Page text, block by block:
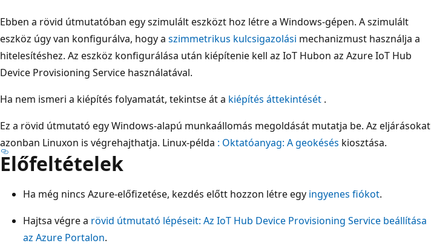
Ebben a rövid útmutatóban egy szimulált eszközt hoz létre a Windows-gépen. A szimulált
eszköz úgy van konfigurálva, hogy a szimmetrikus kulcsigazolási mechanizmust használja a
hitelesítéshez. Az eszköz konfigurálása után kiépítenie kell az IoT Hubon az Azure IoT Hub
Device Provisioning Service használatával.
Ha nem ismeri a kiépítés folyamatát, tekintse át a kiépítés áttekintését .
Ez a rövid útmutató egy Windows-alapú munkaállomás megoldását mutatja be. Az eljárásokat
azonban Linuxon is végrehajthatja. Linux-példa : Oktatóanyag: A geokésés kiosztása.
Előfeltételek
Ha még nincs Azure-előfizetése, kezdés előtt hozzon létre egy ingyenes fiókot.
Hajtsa végre a rövid útmutató lépéseit: Az IoT Hub Device Provisioning Service beállítása
az Azure Portalon.